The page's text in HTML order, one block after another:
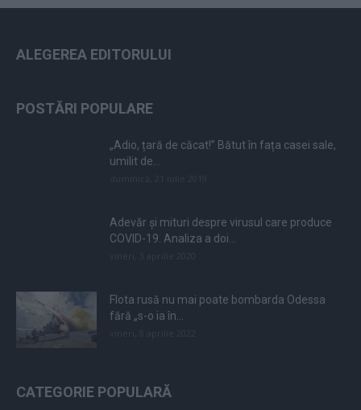
ALEGEREA EDITORULUI
POSTĂRI POPULARE
„Adio, țară de căcat!” Bătut în fața casei sale,
umilit de...
Adevăr și mituri despre virusul care produce
COVID-19. Analiza a doi...
Flota rusă nu mai poate bombarda Odessa
fără „s-o ia în...
CATEGORIE POPULARĂ